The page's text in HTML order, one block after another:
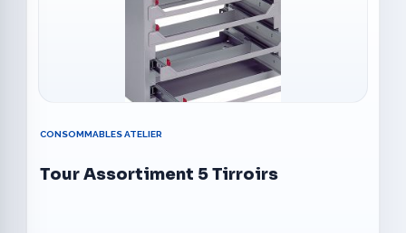
CONSOMMABLES ATELIER
Tour Assortiment 5 Tirroirs